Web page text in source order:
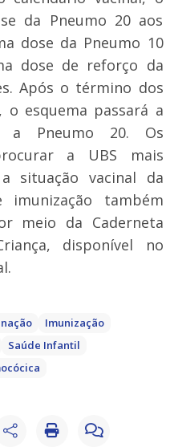
da Pneumo 20 aos
dose da Pneumo 10
dose de reforço da
Após o término dos
o esquema passará a
a Pneumo 20. Os
a UBS mais
situação vacinal da
também
meio da Caderneta
disponível no
Imunização
Saúde Infantil